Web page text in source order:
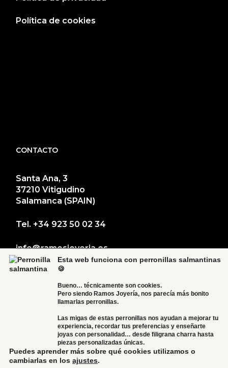
Política de cookies
CONTACTO
Santa Ana, 3
37210 Vitigudino
Salamanca (SPAIN)
Tel. +34 923 50 02 34
info@ramosjoyeria.es
Esta web funciona con perronillas salmantinas
🍪
Bueno… técnicamente son cookies.
Pero siendo Ramos Joyería, nos parecía más bonito
llamarlas perronillas.
Las migas de estas perronillas nos ayudan a mejorar tu
experiencia, recordar tus preferencias y enseñarte
joyas con personalidad… desde filigrana charra hasta
piezas personalizadas únicas.
Puedes aprender más sobre qué cookies utilizamos o
cambiarlas en los ajustes.